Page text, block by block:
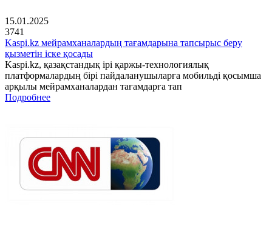
15.01.2025
3741
Kaspi.kz мейрамханалардың тағамдарына тапсырыс беру
қызметін іске қосады
Kaspi.kz, қазақстандық ірі қаржы-технологиялық
платформалардың бірі пайдаланушыларға мобильді қосымша
арқылы мейрамханалардан тағамдарға тап
Подробнее